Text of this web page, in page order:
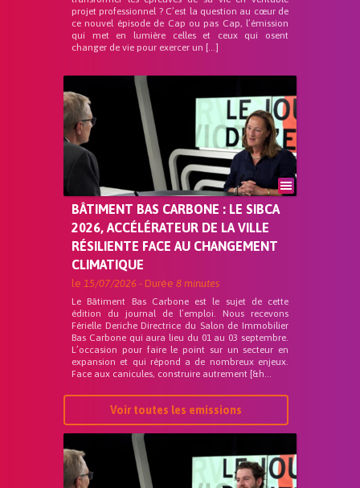
projet professionnel ? C’est la question au cœur de
ce nouvel épisode de Cap ou pas Cap, l’émission
qui met en lumière celles et ceux qui osent
changer de vie pour exercer un […]
BÂTIMENT BAS CARBONE : LE SIBCA
2026, ACCÉLÉRATEUR DE LA VILLE
RÉSILIENTE FACE AU CHANGEMENT
CLIMATIQUE
le 15/07/2026 - Durée 8 minutes
Le Bâtiment Bas Carbone est le sujet de cette
édition du journal de l’emploi. Nous recevons
Férielle Deriche Directrice du Salon de Immobilier
Bas Carbone qui aura lieu du 01 au 03 septembre.
L’occasion pour faire le point sur un secteur en
expansion et qui répond a de nombreux enjeux.
Face aux canicules, construire autrement [&h...
Voir toutes les emissions